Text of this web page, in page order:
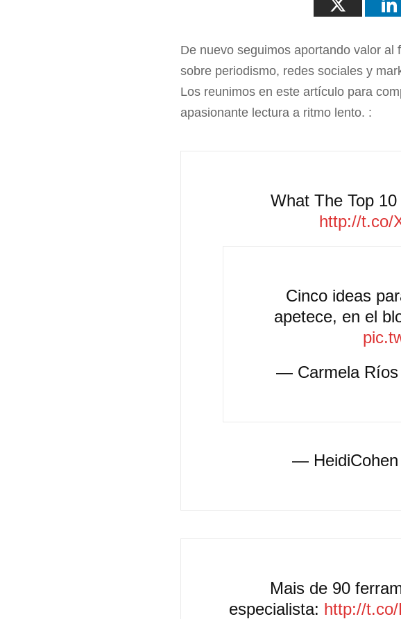
De nuevo seguimos aportando valor
sobre periodismo, redes sociales y
Los reunimos en este artículo para
apasionante lectura a ritmo lento. :
What The Top
http://t.co/
Cinco ideas
apetece, en el
— Carmela Ríos
— HeidiCohen
Mais de 90
especialista: http://